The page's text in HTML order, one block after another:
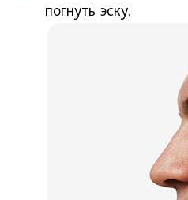
погнуть эску.